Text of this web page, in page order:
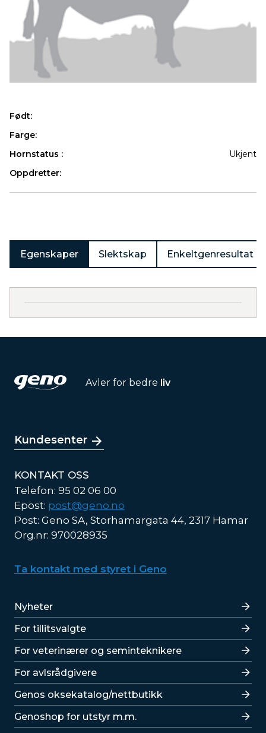
Født:
Farge:
Hornstatus :
Ukjent
Oppdretter:
Egenskaper Slektskap Enkeltgenresultat
Avler for bedre liv
Kundesenter
KONTAKT OSS
Telefon: 95 02 06 00
Epost: post@geno.no
Post: Geno SA, Storhamargata 44, 2317 Hamar
Org.nr: 970028935
Ta kontakt med styret i Geno
Lenker
Nyheter
For tillitsvalgte
For veterinærer og seminteknikere
For avlsrådgivere
Lenker
Genos oksekatalog/nettbutikk
Genoshop for utstyr m.m.